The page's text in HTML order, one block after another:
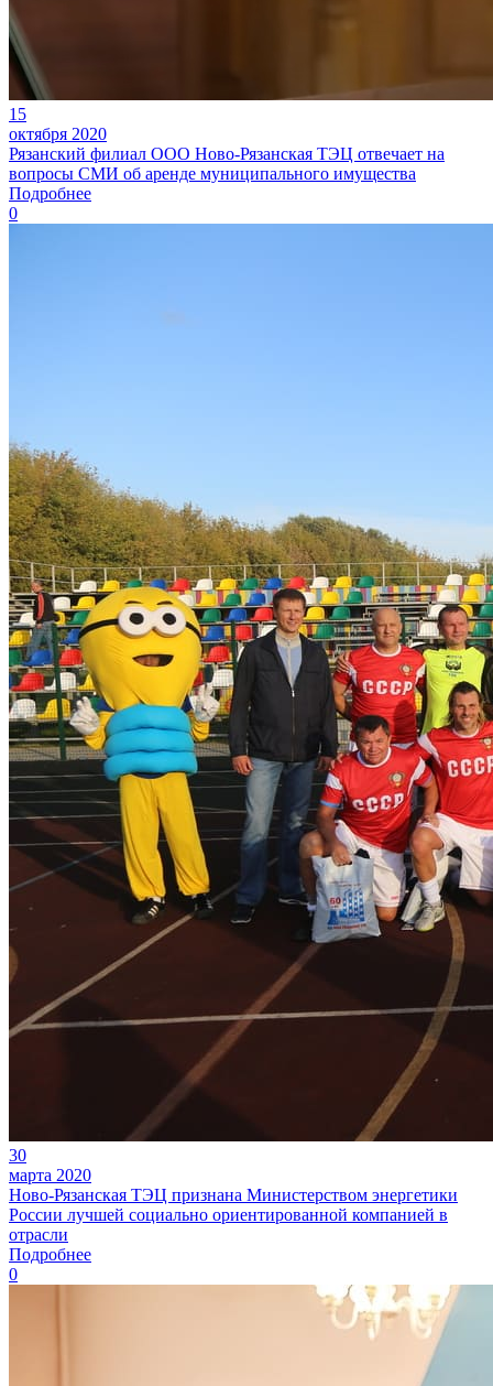
15
октября 2020
Рязанский филиал ООО Ново-Рязанская ТЭЦ отвечает на
вопросы СМИ об аренде муниципального имущества
Подробнее
0
30
марта 2020
Ново-Рязанская ТЭЦ признана Министерством энергетики
России лучшей социально ориентированной компанией в
отрасли
Подробнее
0